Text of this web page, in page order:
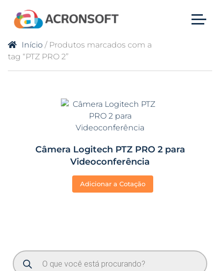
Início / Produtos marcados com a
tag “PTZ PRO 2”
Câmera Logitech PTZ PRO 2 para
Videoconferência
Adicionar a Cotação